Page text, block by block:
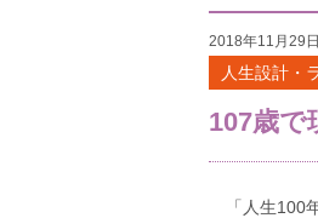
2018年11月29日
人生設計・
107歳
「人生100